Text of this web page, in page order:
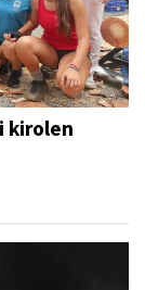
kirolen